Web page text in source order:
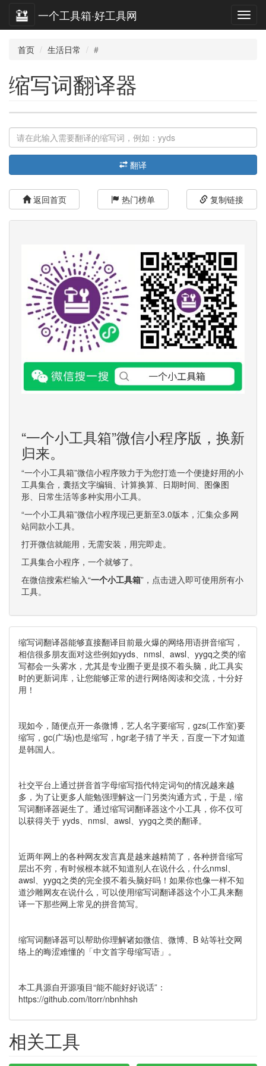
一个工具箱·好工具网
首页 生活日常 #
缩写词翻译器
翻译
返回首页 热门榜单 复制链接
“一个小工具箱”微信小程序版，换新
归来。
“一个小工具箱”微信小程序致力于为您打造一个便捷好用的小
工具集合，囊括文字编辑、计算换算、日期时间、图像图
形、日常生活等多种实用小工具。
“一个小工具箱”微信小程序现已更新至3.0版本，汇集众多网
站同款小工具。
打开微信就能用，无需安装，用完即走。
工具集合小程序，一个就够了。
在微信搜索栏输入“一个小工具箱”，点击进入即可使用所有小
工具。
缩写词翻译器能够直接翻译目前最火爆的网络用语拼音缩写，
相信很多朋友面对这些例如yyds、nmsl、awsl、yygq之类的缩
写都会一头雾水，尤其是专业圈子更是摸不着头脑，此工具实
时的更新词库，让您能够正常的进行网络阅读和交流，十分好
用！
现如今，随便点开一条微博，艺人名字要缩写，gzs(工作室)要
缩写，gc(广场)也是缩写，hgr老子猜了半天，百度一下才知道
是韩国人。
社交平台上通过拼音首字母缩写指代特定词句的情况越来越
多，为了让更多人能勉强理解这一门另类沟通方式，于是，缩
写词翻译器诞生了。通过缩写词翻译器这个小工具，你不仅可
以获得关于 yyds、nmsl、awsl、yygq之类的翻译。
近两年网上的各种网友发言真是越来越精简了，各种拼音缩写
层出不穷，有时候根本就不知道别人在说什么，什么nmsl、
awsl、yygq之类的完全摸不着头脑好吗！如果你也像一样不知
道沙雕网友在说什么，可以使用缩写词翻译器这个小工具来翻
译一下那些网上常见的拼音简写。
缩写词翻译器可以帮助你理解诸如微信、微博、B 站等社交网
络上的晦涩难懂的「中文首字母缩写语」。
本工具源自开源项目“能不能好好说话”：
https://github.com/itorr/nbnhhsh
相关工具